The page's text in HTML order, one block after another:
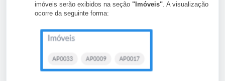
imóveis serão exibidos na seção "Imóveis". A visualização
ocorre da seguinte forma: